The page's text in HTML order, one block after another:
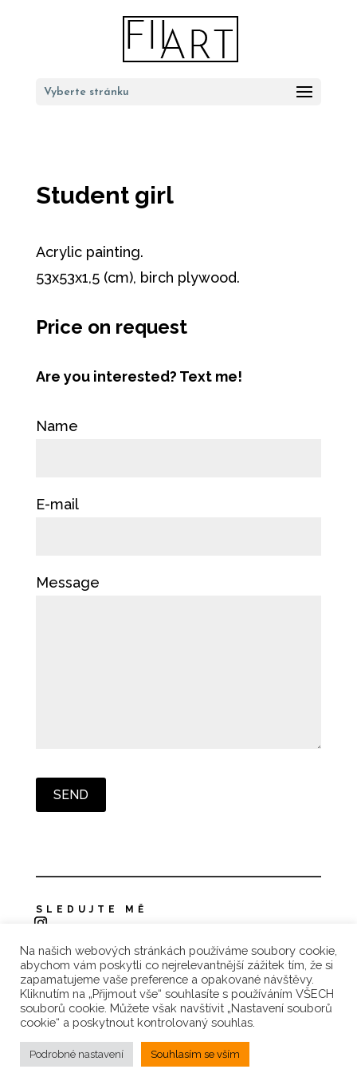
Vyberte stránku
Student girl
Acrylic painting.
53x53x1,5 (cm), birch plywood.
Price on request
Are you interested? Text me!
Name
E-mail
Message
SLEDUJTE MĚ
Zásady ochrany osobních údajů
Reklamace a vrácení zboží
Obchodní podmínky
Na našich webových stránkách používáme soubory cookie,
abychom vám poskytli co nejrelevantnější zážitek tím, že si
zapamatujeme vaše preference a opakované návštěvy.
Kliknutím na „Přijmout vše“ souhlasíte s používáním VŠECH
souborů cookie. Můžete však navštívit „Nastavení souborů
cookie“ a poskytnout kontrolovaný souhlas.
Podrobné nastavení Souhlasím se vším